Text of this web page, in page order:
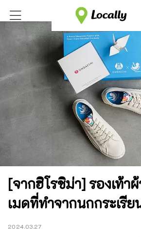
[จากฮิโรชิม่า] รองเท้า
เมดที่ทำจากนกกระเรี
2024.03.27